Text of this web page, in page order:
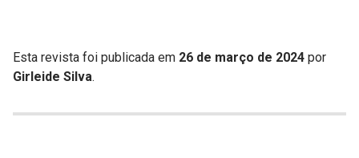
Esta revista foi publicada em 26 de março de 2024 por
Girleide Silva.